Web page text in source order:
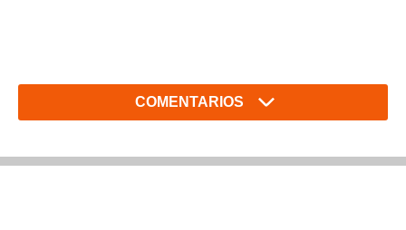
COMENTARIOS